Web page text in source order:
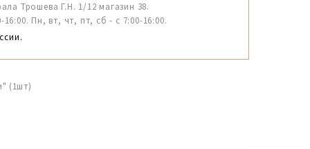
Трошева Г.Н. 1/12 магазин 38.
16:00. Пн, вт, чт, пт, сб - с 7:00-16:00.
(1шт)